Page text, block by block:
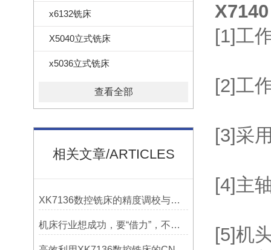
x6132铣床
X5040立式铣床
x5036立式铣床
查看全部
相关文章/ARTICLES
XK7136数控铣床的精度调校与性能优化
机床行业想成功，要“借力”，不要“尽力”！
[1]工
[2]工
[3]采
[4]主
[5]机